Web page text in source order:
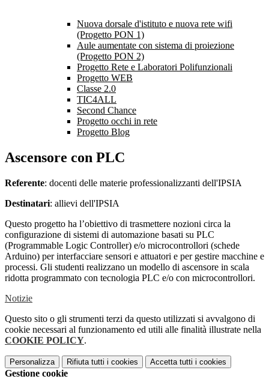
Nuova dorsale d'istituto e nuova rete wifi
(Progetto PON 1)
Aule aumentate con sistema di proiezione
(Progetto PON 2)
Progetto Rete e Laboratori Polifunzionali
Progetto WEB
Classe 2.0
TIC4ALL
Second Chance
Progetto occhi in rete
Progetto Blog
Ascensore con PLC
Referente: docenti delle materie professionalizzanti dell'IPSIA
Destinatari: allievi dell'IPSIA
Questo progetto ha l’obiettivo di trasmettere nozioni circa la
configurazione di sistemi di automazione basati su PLC
(Programmable Logic Controller) e/o microcontrollori (schede
Arduino) per interfacciare sensori e attuatori e per gestire macchine e
processi. Gli studenti realizzano un modello di ascensore in scala
ridotta programmato con tecnologia PLC e/o con microcontrollori.
Notizie
Questo sito o gli strumenti terzi da questo utilizzati si avvalgono di
cookie necessari al funzionamento ed utili alle finalità illustrate nella
COOKIE POLICY.
Personalizza Rifiuta tutti i cookies Accetta tutti i cookies
Gestione cookie